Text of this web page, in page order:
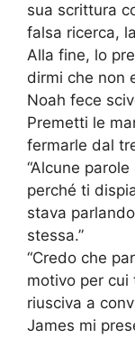
sua scrittura
falsa ricerca,
Alla fine, lo
dirmi che non
Noah fece
Premetti le
fermarle dal
“Alcune
perché ti
stava
stessa.”
“Credo che
motivo per cui
riusciva a
James mi